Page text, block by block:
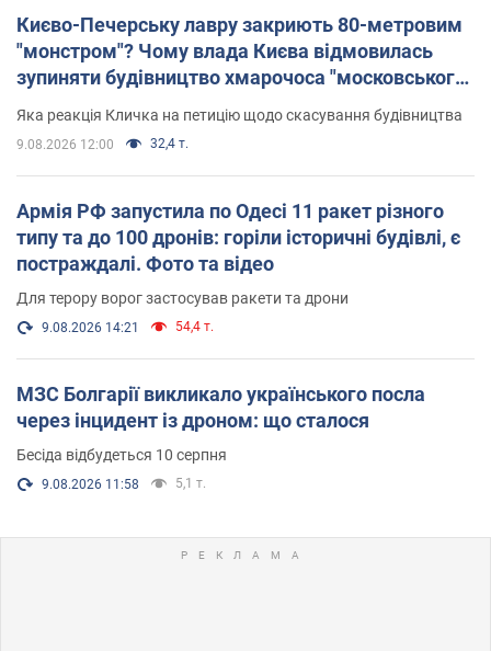
Києво-Печерську лавру закриють 80-метровим
"монстром"? Чому влада Києва відмовилась
зупиняти будівництво хмарочоса "московського
вірянина"
Яка реакція Кличка на петицію щодо скасування будівництва
9.08.2026 12:00 32,4 т.
Армія РФ запустила по Одесі 11 ракет різного
типу та до 100 дронів: горіли історичні будівлі, є
постраждалі. Фото та відео
Для терору ворог застосував ракети та дрони
9.08.2026 14:21 54,4 т.
МЗС Болгарії викликало українського посла
через інцидент із дроном: що сталося
Бесіда відбудеться 10 серпня
9.08.2026 11:58 5,1 т.